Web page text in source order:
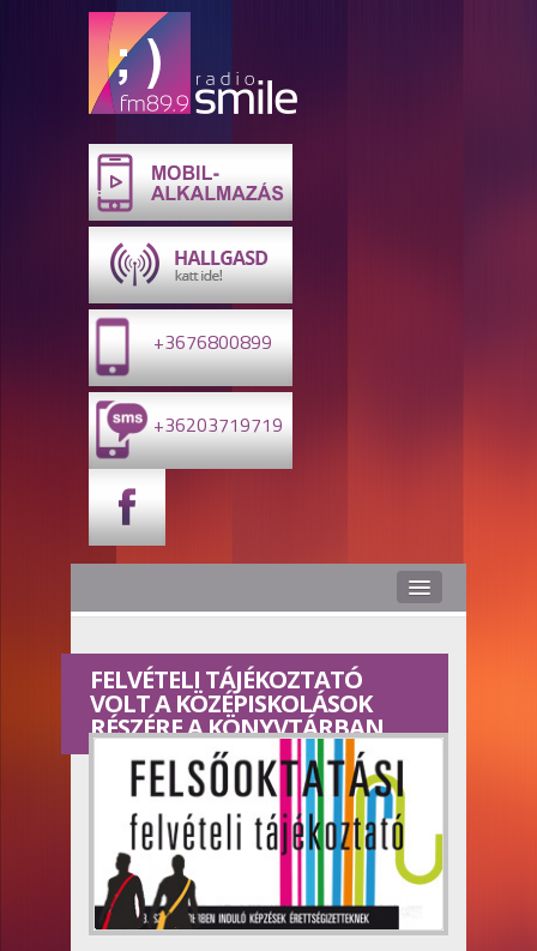
+3676800899
+36203719719
Rólunk
Médiaajánlat
Stáb
Kapcsolat
Hasznos
Smile TV
FELVÉTELI TÁJÉKOZTATÓ
VOLT A KÖZÉPISKOLÁSOK
RÉSZÉRE A KÖNYVTÁRBAN